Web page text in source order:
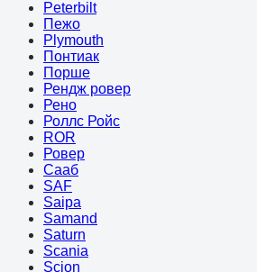
Peterbilt
Пежо
Plymouth
Понтиак
Порше
Рендж ровер
Рено
Роллс Ройс
ROR
Ровер
Сааб
SAF
Saipa
Samand
Saturn
Scania
Scion